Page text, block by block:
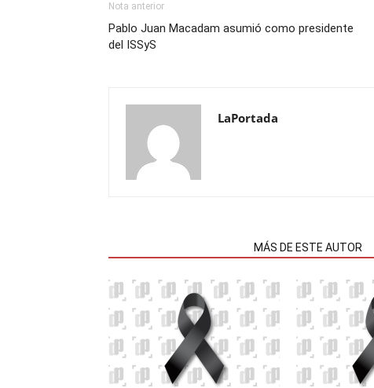
Nota anterior
Pablo Juan Macadam asumió como presidente
del ISSyS
LaPortada
MÁS DE ESTE AUTOR